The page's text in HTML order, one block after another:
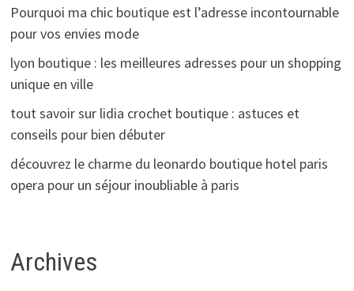
Pourquoi ma chic boutique est l’adresse incontournable
pour vos envies mode
lyon boutique : les meilleures adresses pour un shopping
unique en ville
tout savoir sur lidia crochet boutique : astuces et
conseils pour bien débuter
découvrez le charme du leonardo boutique hotel paris
opera pour un séjour inoubliable à paris
Archives